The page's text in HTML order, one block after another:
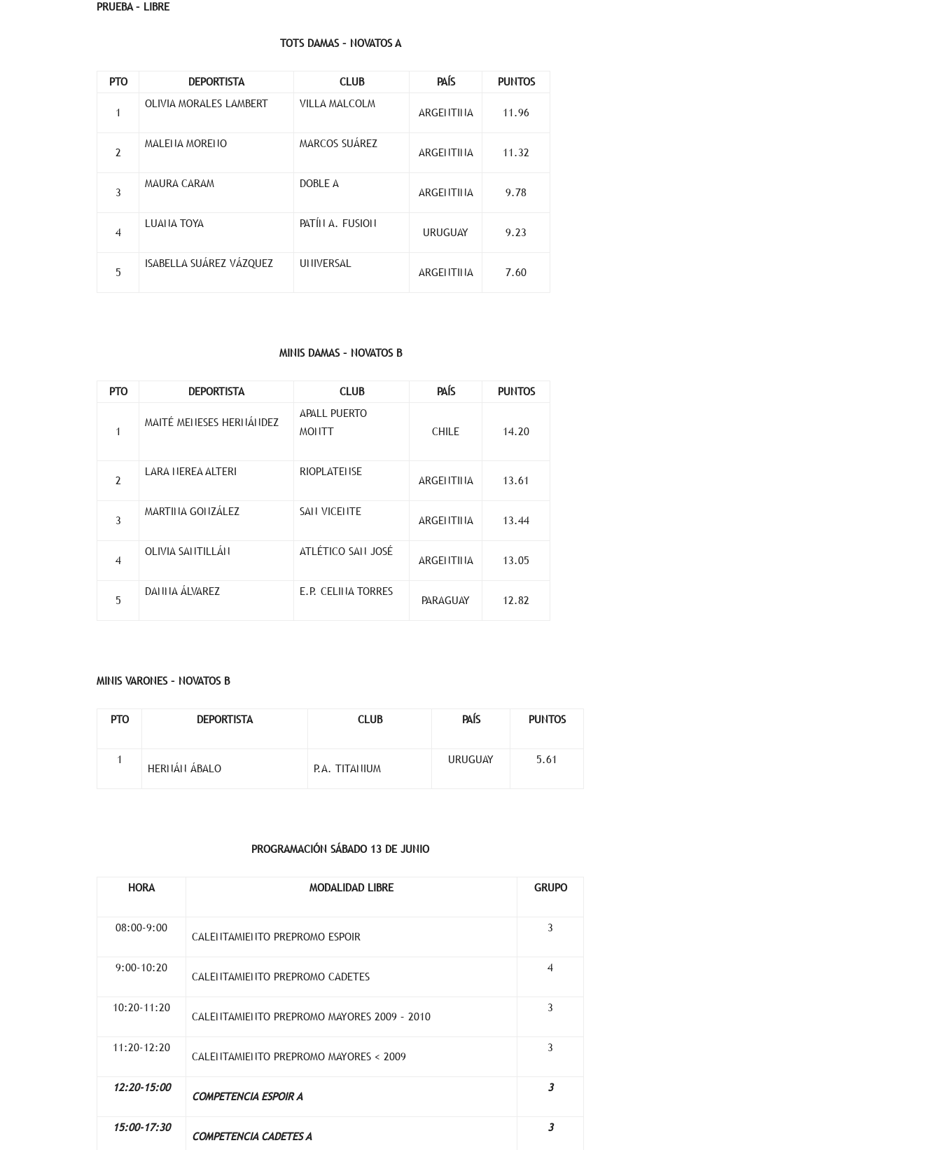
PRUEBA – LIBRE
TOTS DAMAS – NOVATOS A
PTO DEPORTISTA CLUB PAÍS PUNTOS
1
OLIVIA MORALES LAMBERT VILLA MALCOLM
ARGENTINA 11.96
2
MALENA MORENO MARCOS SUÁREZ
ARGENTINA 11.32
3
MAURA CARAM DOBLE A
ARGENTINA 9.78
4
LUANA TOYA PATÍN A. FUSION
URUGUAY 9.23
5
ISABELLA SUÁREZ VÁZQUEZ UNIVERSAL
ARGENTINA 7.60
MINIS DAMAS – NOVATOS B
PTO DEPORTISTA CLUB PAÍS PUNTOS
1
MAITÉ MENESES HERNÁNDEZ
APALL PUERTO
MONTT
CHILE 14.20
2
LARA NEREA ALTERI RIOPLATENSE
ARGENTINA 13.61
3
MARTINA GONZÁLEZ SAN VICENTE
ARGENTINA 13.44
4
OLIVIA SANTILLÁN ATLÉTICO SAN JOSÉ
ARGENTINA 13.05
5
DANNA ÁLVAREZ E.P. CELINA TORRES
PARAGUAY 12.82
MINIS VARONES – NOVATOS B
PTO DEPORTISTA CLUB PAÍS PUNTOS
1
HERNÁN ÁBALO P.A. TITANIUM
URUGUAY 5.61
PROGRAMACIÓN SÁBADO 13 DE JUNIO
HORA MODALIDAD LIBRE GRUPO
08:00-9:00
CALENTAMIENTO PREPROMO ESPOIR
3
9:00-10:20
CALENTAMIENTO PREPROMO CADETES
4
10:20-11:20
CALENTAMIENTO PREPROMO MAYORES 2009 – 2010
3
11:20-12:20
CALENTAMIENTO PREPROMO MAYORES < 2009
3
12:20-15:00
COMPETENCIA ESPOIR A
3
15:00-17:30
COMPETENCIA CADETES A
3